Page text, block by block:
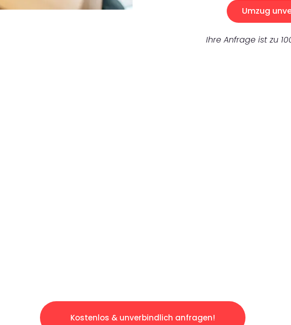
Umzug
Ihre Anfrage ist zu
Kostenlos & unverbindlich anfragen!